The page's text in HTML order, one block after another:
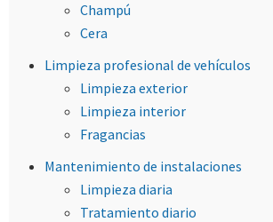
Champú
Cera
Limpieza profesional de vehículos
Limpieza exterior
Limpieza interior
Fragancias
Mantenimiento de instalaciones
Limpieza diaria
Tratamiento diario